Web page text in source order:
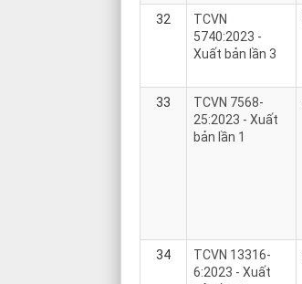
32
TCVN
5740:2023 -
Xuất bản lần 3
33
TCVN 7568-
25:2023 - Xuất
bản lần 1
34
TCVN 13316-
6:2023 - Xuất